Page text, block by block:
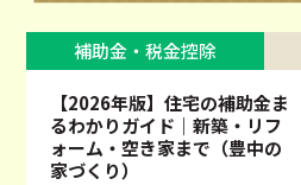
補助金・税金控除
【2026年版】住宅の補助金ま
るわかりガイド｜新築・リフ
ォーム・空き家まで（豊中の
家づくり）